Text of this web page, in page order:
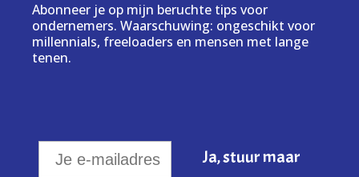
Abonneer je op mijn beruchte tips voor
ondernemers. Waarschuwing: ongeschikt voor
millennials, freeloaders en mensen met lange
tenen.